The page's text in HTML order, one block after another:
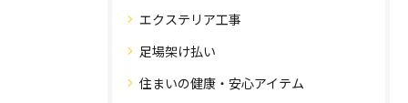
エクステリア工事
足場架け払い
住まいの健康・安心アイテム